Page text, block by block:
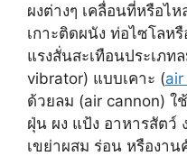
ผงต่างๆ เคลื่อนที่หรือไ
เกาะติดผนัง ท่อไซโลห
แรงสั่นสะเทือนประเภ
vibrator) แบบเคาะ (
ด้วยลม (air cannon) ใ
ฝุ่น ผง แป้ง อาหารสัตว์
เขย่าผสม ร่อน หรืองา